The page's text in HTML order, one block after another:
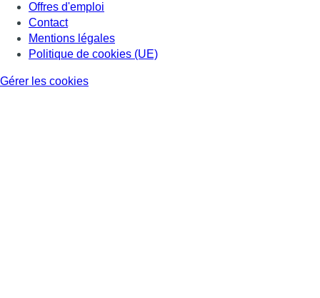
Offres d'emploi
Contact
Mentions légales
Politique de cookies (UE)
Gérer les cookies